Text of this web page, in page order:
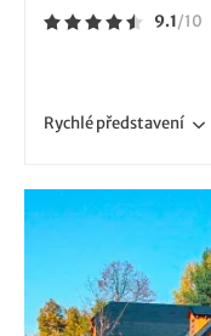
9.1/10
Rychlépředstavení